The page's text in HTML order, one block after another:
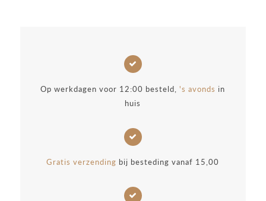
Op werkdagen voor 12:00 besteld,'s avonds in
huis
Gratis verzending bij besteding vanaf 15,00